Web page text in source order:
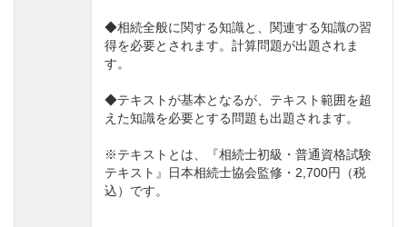
◆相続全般に関する知識と、関連する知識の習
得を必要とされます。計算問題が出題されま
す。
◆テキストが基本となるが、テキスト範囲を超
えた知識を必要とする問題も出題されます。
※テキストとは、『相続士初級・普通資格試験
テキスト』日本相続士協会監修・2,700円（税
込）です。